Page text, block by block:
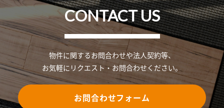
CONTACT US
物件に関するお問合わせや法人契約等、
お気軽にリクエスト・お問合わせください。
お問合わせフォーム